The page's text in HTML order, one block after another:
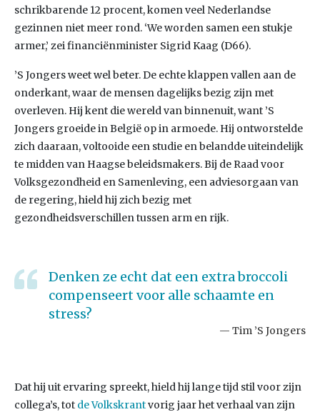
schrikbarende 12 procent, komen veel Nederlandse
gezinnen niet meer rond. ‘We worden samen een stukje
armer,’ zei financiënminister Sigrid Kaag (D66).
’S Jongers weet wel beter. De echte klappen vallen aan de
onderkant, waar de mensen dagelijks bezig zijn met
overleven. Hij kent die wereld van binnenuit, want ’S
Jongers groeide in België op in armoede. Hij ontworstelde
zich daaraan, voltooide een studie en belandde uiteindelijk
te midden van Haagse beleidsmakers. Bij de Raad voor
Volksgezondheid en Samenleving, een adviesorgaan van
de regering, hield hij zich bezig met
gezondheidsverschillen tussen arm en rijk.
Denken ze echt dat een extra broccoli
compenseert voor alle schaamte en
stress?
Tim ’S Jongers
Dat hij uit ervaring spreekt, hield hij lange tijd stil voor zijn
collega’s, tot de Volkskrantvorig jaar het verhaal van zijn